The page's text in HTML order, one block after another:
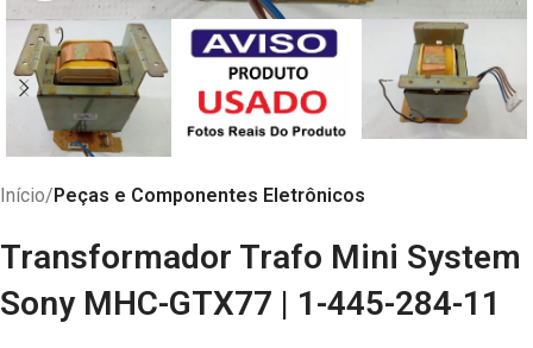
Início Peças e Componentes Eletrônicos
Transformador Trafo Mini System
Sony MHC-GTX77 | 1-445-284-11